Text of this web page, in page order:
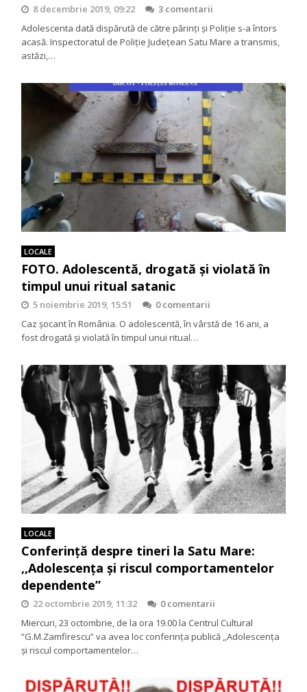
8 decembrie 2019, 09:22
3 comentarii
Adolescenta dată dispărută de către părinţi şi Poliţie s-a întors
acasă. Inspectoratul de Poliţie Judeţean Satu Mare a transmis,
astăzi,…
LOCALE
FOTO. Adolescentă, drogată și violată în
timpul unui ritual satanic
5 noiembrie 2019, 15:51
0 comentarii
Caz șocant în România. O adolescentă, în vârstă de 16 ani, a
fost drogată și violată în timpul unui ritual…
LOCALE
Conferință despre tineri la Satu Mare:
,,Adolescența și riscul comportamentelor
dependente”
22 octombrie 2019, 11:32
0 comentarii
Miercuri, 23 octombrie, de la ora 19.00 la Centrul Cultural
”G.M.Zamfirescu” va avea loc conferința publică ,,Adolescența
și riscul comportamentelor…